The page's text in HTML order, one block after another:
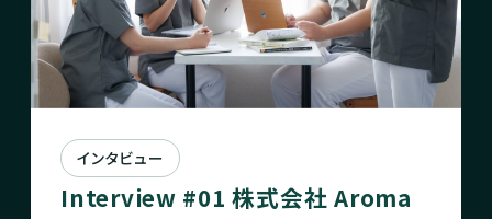
インタビュー
Interview #01 株式会社 Aroma